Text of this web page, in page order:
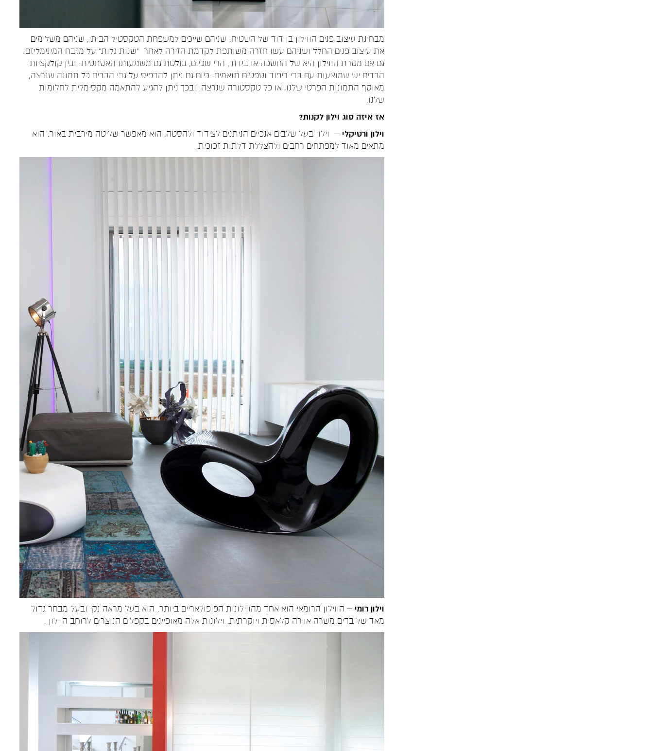
מבחינת עיצוב פנים הווילון בן דוד של השטיח. שניהם שייכים למשפחת הטקסטיל הביתי, שניהם משלימים
את עיצוב פנים החלל ושניהם עשו חזרה משותפת לקדמת הזירה לאחר "שנות גלות" על מזבח המינימליזם.
גם אם מטרת הווילון היא של החשכה או בידוד, הרי שכיום, בולטת גם משמעותו האסתטית. ובין קולקציות
הבדים יש שמוצעות עם בדי ריפוד וטפטים תואמים. כיום גם ניתן להדפיס על גבי הבדים כל תמונה שנרצה,
מאוסף התמונות הפרטי שלנו, או כל טקסטורה שנרצה. ובכך ניתן להגיע להתאמה מקסימלית לחלומות
שלנו.
אז איזה סוג וילון לקנות?
וילון ורטיקלי – וילון בעל שלבים אנכיים הניתנים לצידוד ולהסטה,והוא מאפשר שליטה מירבית באור. הוא
מתאים מאוד למפתחים רחבים ולהצללת דלתות זכוכית.
וילון רומי – הווילון הרומאי הוא אחד מהווילונות הפופולאריים ביותר. הוא בעל מראה נקי ובעל מבחר גדול
מאד של בדים.משרה אוירה קלאסית ויוקרתית. וילונות אלה מאופיינים בקפלים הנוצרים לרוחב הוילון .